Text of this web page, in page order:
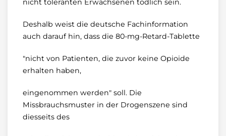
nicht toleranten Erwachsenen tödlich sein.
Deshalb weist die deutsche Fachinformation
auch darauf hin, dass die 80-mg-Retard-Tablette
"nicht von Patienten, die zuvor keine Opioide
erhalten haben,
eingenommen werden" soll. Die
Missbrauchsmuster in der Drogenszene sind
diesseits des